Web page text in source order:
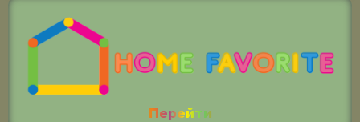
Перейти